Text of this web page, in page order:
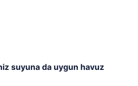
suyuna da uygun havuz